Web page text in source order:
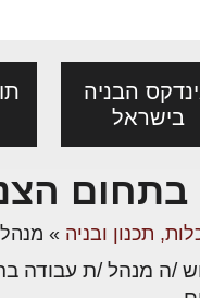
הבניה
בישראל
- מעצבי פנים
נדל"ן: זכויות, אגרות
ועסקאות
פורום
נדל"ן
תכנון ובניה »
/ה מנהל /ת עבודה